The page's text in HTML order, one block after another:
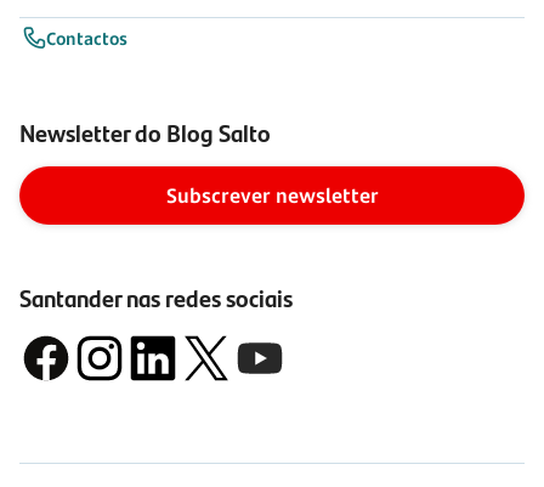
Contactos
Newsletter do Blog Salto
Subscrever newsletter
Santander nas redes sociais